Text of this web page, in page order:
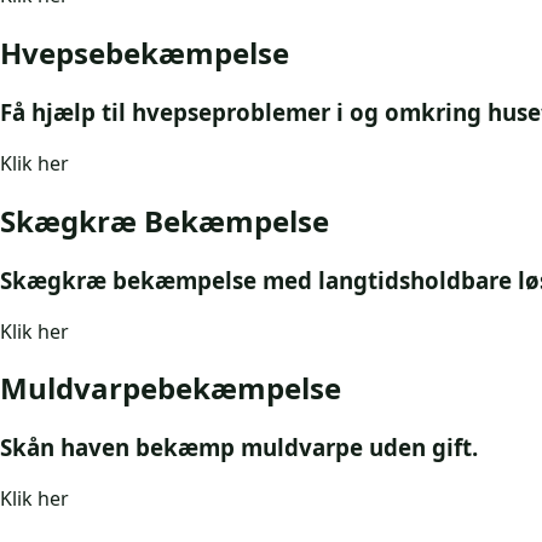
Hvepsebekæmpelse
Få hjælp til hvepseproblemer i og omkring
Klik her
Skægkræ Bekæmpelse
Skægkræ bekæmpelse med langtidsholdbare
Klik her
Muldvarpebekæmpelse
Skån haven bekæmp muldvarpe uden gift.
Klik her